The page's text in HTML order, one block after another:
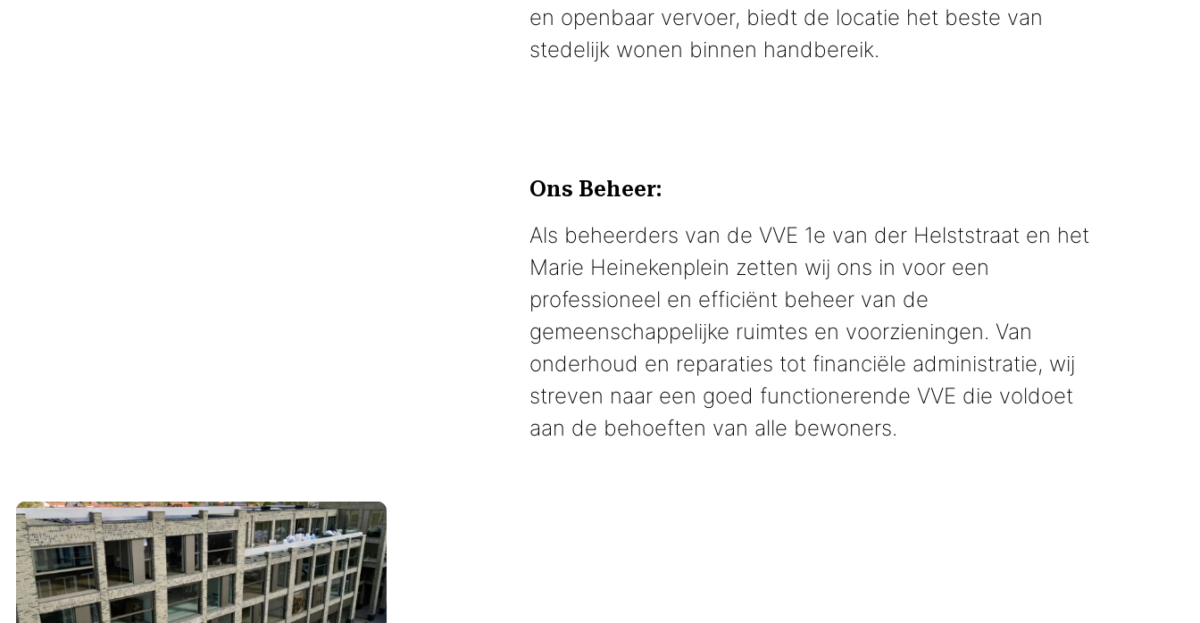
en openbaar vervoer, biedt de locatie het beste van
stedelijk wonen binnen handbereik.
Ons Beheer:
Als beheerders van de VVE 1e van der Helststraat en het
Marie Heinekenplein zetten wij ons in voor een
professioneel en efficiënt beheer van de
gemeenschappelijke ruimtes en voorzieningen. Van
onderhoud en reparaties tot financiële administratie, wij
streven naar een goed functionerende VVE die voldoet
aan de behoeften van alle bewoners.